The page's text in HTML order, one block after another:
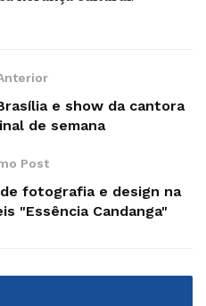
e show da cantora
de semana
Post
fotografia e design na
"Essência Candanga"